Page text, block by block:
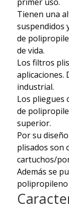
Tienen una
suspendidos
de
de vida.
Los filtros
aplicaciones.
industrial.
Los pliegues
de
superior.
Por su
plisados son
cartuchos/
Además se
polipropileno